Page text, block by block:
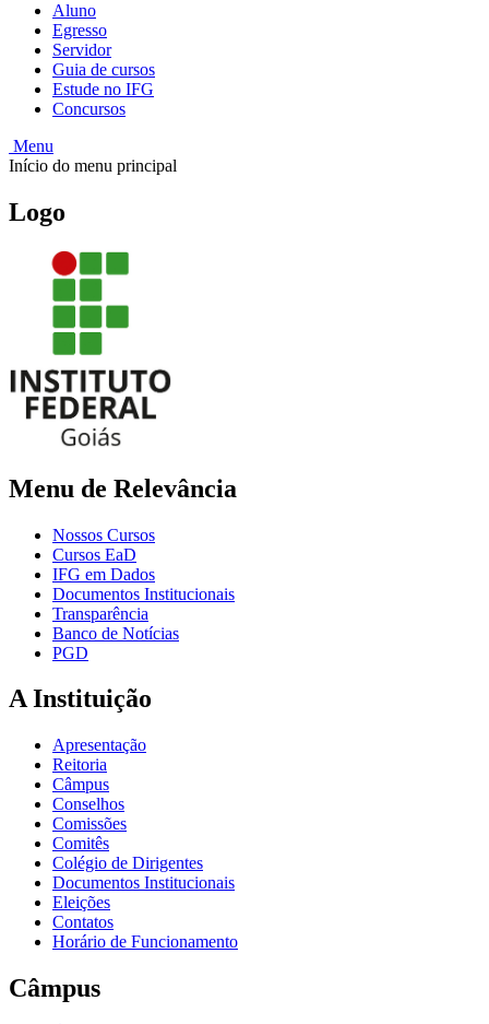
Aluno
Egresso
Servidor
Guia de cursos
Estude no IFG
Concursos
Menu
Início do menu principal
Logo
Menu de Relevância
Nossos Cursos
Cursos EaD
IFG em Dados
Documentos Institucionais
Transparência
Banco de Notícias
PGD
A Instituição
Apresentação
Reitoria
Câmpus
Conselhos
Comissões
Comitês
Colégio de Dirigentes
Documentos Institucionais
Eleições
Contatos
Horário de Funcionamento
Câmpus